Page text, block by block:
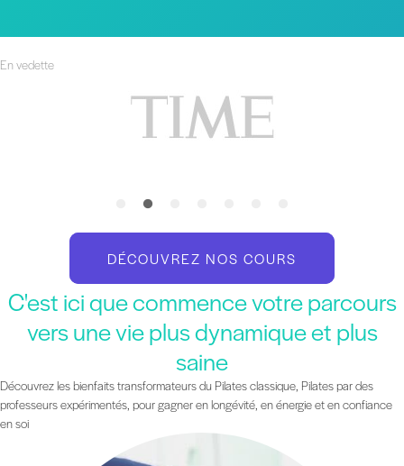
En vedette
DÉCOUVREZ NOS COURS
C'est ici que commence votre parcours
vers une vie plus dynamique et plus
saine
Découvrez les bienfaits transformateurs du Pilates classique, Pilates par des
professeurs expérimentés, pour gagner en longévité, en énergie et en confiance
en soi